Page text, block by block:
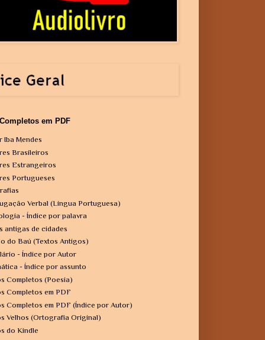
em PDF
Iba Mendes
Brasileiros
Estrangeiros
Portugueses
Verbal (Língua Portuguesa)
- Índice por palavra
antigas de cidades
do Baú (Textos Antigos)
- Índice por Autor
- Índice por assunto
Completos (Poesia)
Completos em PDF
Completos em PDF (Índice por Autor)
Velhos (Ortografia Original)
do Kindle